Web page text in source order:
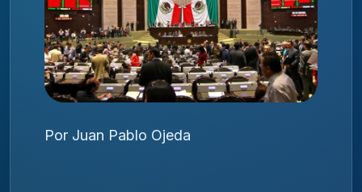
Por Juan Pablo Ojeda